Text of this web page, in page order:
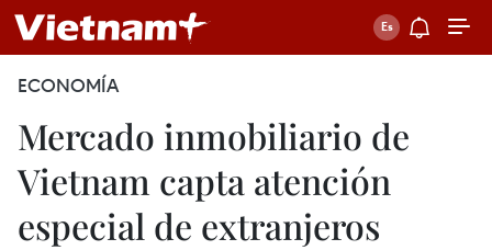
ECONOMÍA
Mercado inmobiliario de
Vietnam capta atención
especial de extranjeros